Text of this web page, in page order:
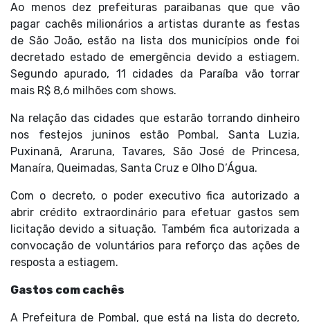
Ao menos dez prefeituras paraibanas que que vão
pagar cachês milionários a artistas durante as festas
de São João, estão na lista dos municípios onde foi
decretado estado de emergência devido a estiagem.
Segundo apurado, 11 cidades da Paraíba vão torrar
mais R$ 8,6 milhões com shows.
Na relação das cidades que estarão torrando dinheiro
nos festejos juninos estão Pombal, Santa Luzia,
Puxinanã, Araruna, Tavares, São José de Princesa,
Manaíra, Queimadas, Santa Cruz e Olho D’Água.
Com o decreto, o poder executivo fica autorizado a
abrir crédito extraordinário para efetuar gastos sem
licitação devido a situação. Também fica autorizada a
convocação de voluntários para reforço das ações de
resposta a estiagem.
Gastos com cachês
A Prefeitura de Pombal, que está na lista do decreto,